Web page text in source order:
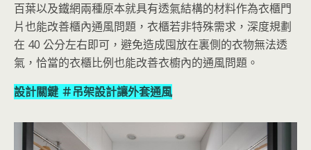
百葉以及鐵網兩種原本就具有透氣結構的材料作為衣櫃門
片也能改善櫃內通風問題，衣櫃若非特殊需求，深度規劃
在 40 公分左右即可，避免造成囤放在裏側的衣物無法透
氣，恰當的衣櫃比例也能改善衣櫥內的通風問題。
設計關鍵 ＃吊架設計讓外套通風